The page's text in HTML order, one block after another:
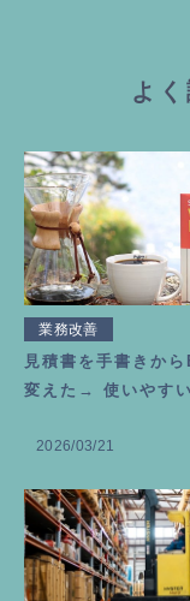
よ
業務改善
見積書を手書きか
変えた→ 使いやす
2026/03/21